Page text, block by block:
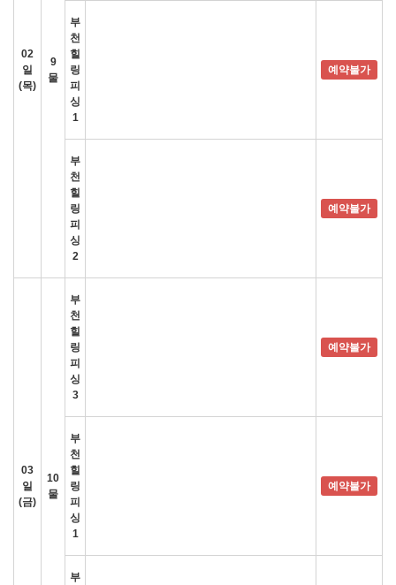
02
일
(목)
9
물
부
천
힐
링
피
싱
1
예약불가
부
천
힐
링
피
싱
2
예약불가
03
일
(금)
10
물
부
천
힐
링
피
싱
3
예약불가
부
천
힐
링
피
싱
1
예약불가
부